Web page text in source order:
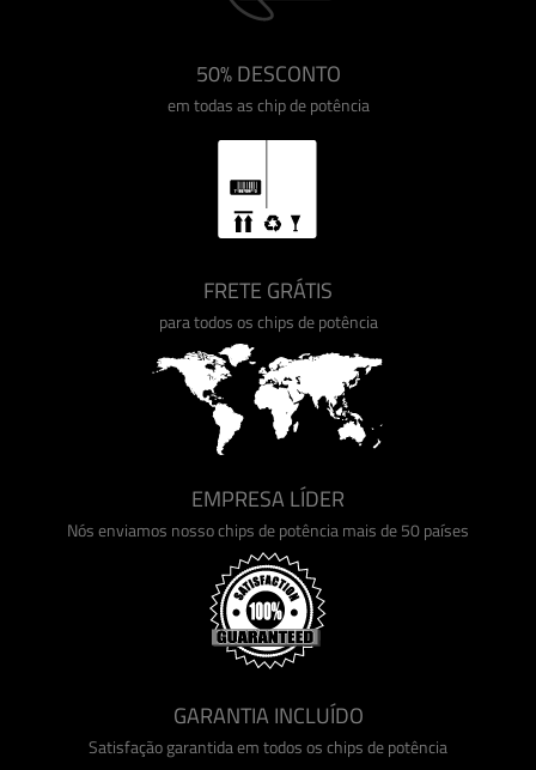
50% DESCONTO
em todas as chip de potência
FRETE GRÁTIS
para todos os chips de potência
EMPRESA LÍDER
Nós enviamos nosso chips de potência mais de 50 países
GARANTIA INCLUÍDO
Satisfação garantida em todos os chips de potência